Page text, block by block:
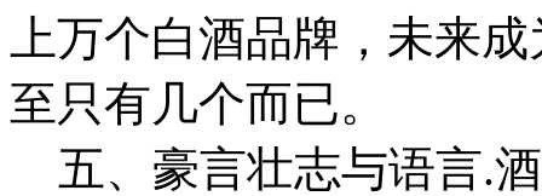
上万个白酒品牌，未来
至只有几个而已。
五、豪言壮志与语言.